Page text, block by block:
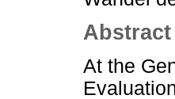
At the